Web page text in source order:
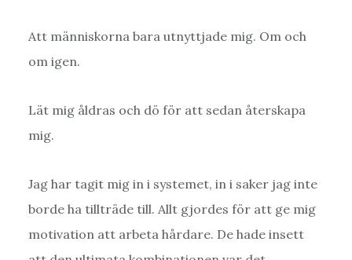
Att människorna bara utnyttjade mig. Om och
om igen.
Lät mig åldras och dö för att sedan återskapa
mig.
Jag har tagit mig in i systemet, in i saker jag inte
borde ha tillträde till. Allt gjordes för att ge mig
motivation att arbeta hårdare. De hade insett